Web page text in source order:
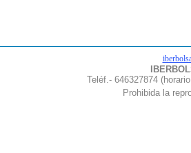
Teléf.- 646327874
Prohibida la